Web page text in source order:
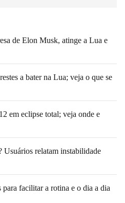
de Elon Musk, atinge a Lua e
a bater na Lua; veja o que se
em eclipse total; veja onde e
Usuários relatam instabilidade
para facilitar a rotina e o dia a dia